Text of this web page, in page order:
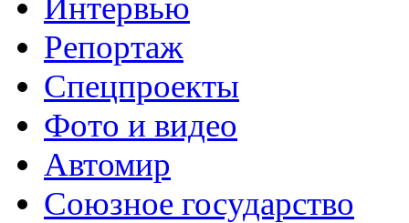
Интервью
Репортаж
Спецпроекты
Фото и видео
Автомир
Союзное государство